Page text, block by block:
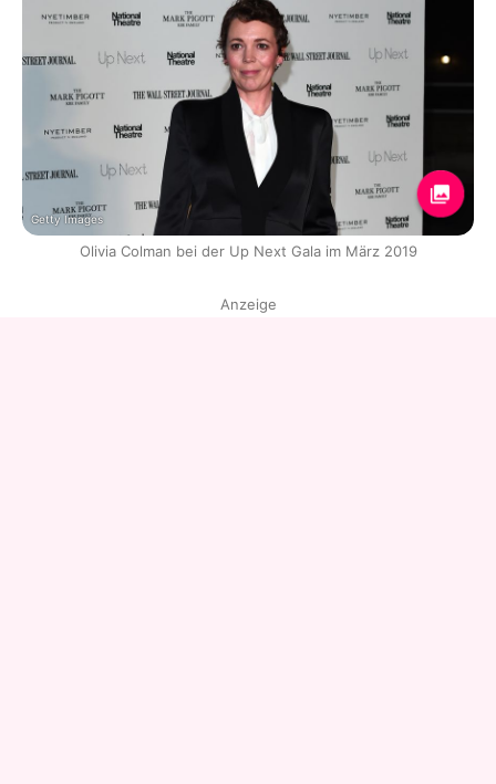
Getty Images
Olivia Colman bei der Up Next Gala im März 2019
Anzeige